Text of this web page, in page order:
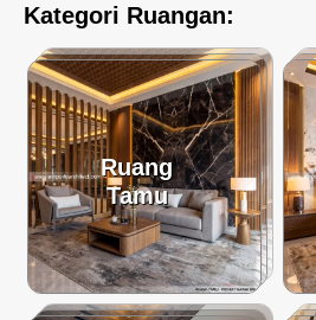
Kategori Ruangan:
Ruang
Tamu